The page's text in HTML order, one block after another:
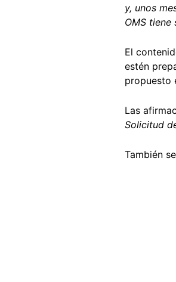
y, unos
OMS
El
estén
propuesto
Las
Solicitud
También